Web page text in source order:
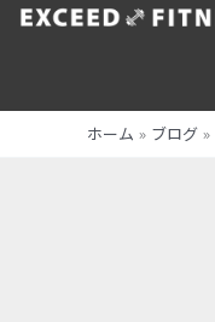
ス
ホーム ブログ